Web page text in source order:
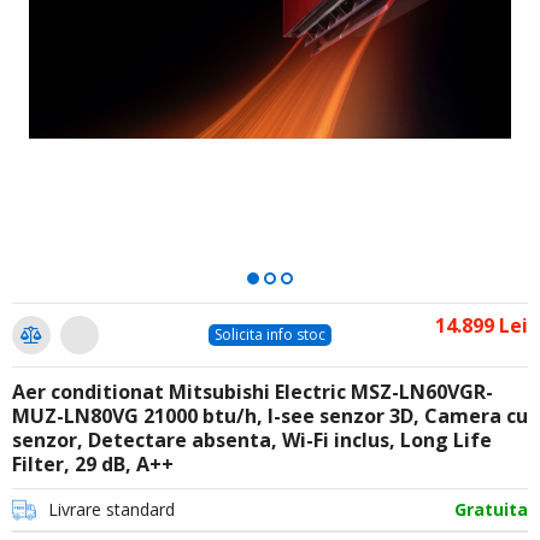
Solicita info stoc 14.899 Lei
Aer conditionat Mitsubishi Electric MSZ-LN60VGR-
MUZ-LN80VG 21000 btu/h, I-see senzor 3D, Camera cu
senzor, Detectare absenta, Wi-Fi inclus, Long Life
Filter, 29 dB, A++
Livrare standard
Gratuita